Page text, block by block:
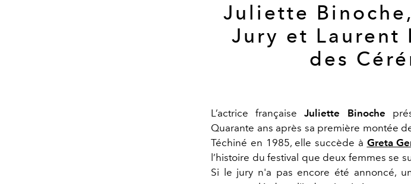
Juliette
Jury et Laurent
des
L’actrice françaiseJuliette Binoche
Quarante ans après sa première montée
Téchiné en 1985, elle succède à Greta
l’histoire du festival que deux femmes se
Si le jury n'a pas encore été annoncé,